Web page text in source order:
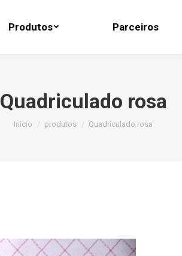
Produtos Parceiros
Quadriculado rosa
Você está aqui:
Início produtos Quadriculado rosa